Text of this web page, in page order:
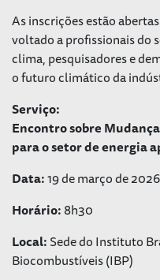
As inscrições estão
voltado a profissionais do
clima, pesquisadores e
o futuro climático da
Serviço:
Encontro sobre
para o setor de energia
Data:19 de março de
Horário:8h30
Local:Sede do Instituto
Biocombustíveis (IBP)